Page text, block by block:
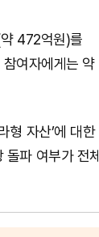
472억원)를
여자에게는 약
형 자산’에 대한
파 여부가 전체